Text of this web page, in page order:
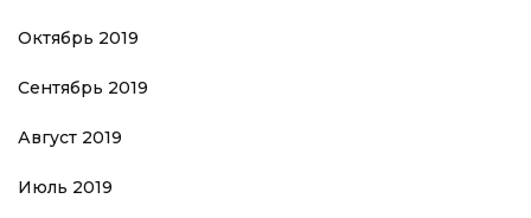
Октябрь 2019
Сентябрь 2019
Август 2019
Июль 2019